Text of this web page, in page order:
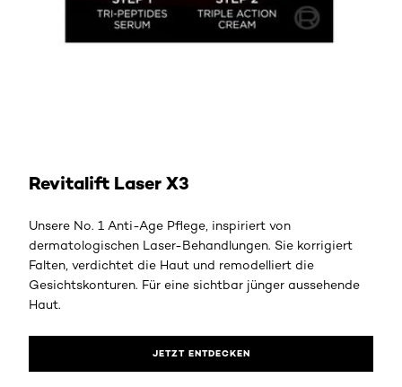
Revitalift Laser X3
Unsere No. 1 Anti-Age Pflege, inspiriert von
dermatologischen Laser-Behandlungen. Sie korrigiert
Falten, verdichtet die Haut und remodelliert die
Gesichtskonturen. Für eine sichtbar jünger aussehende
Haut.
JETZT ENTDECKEN